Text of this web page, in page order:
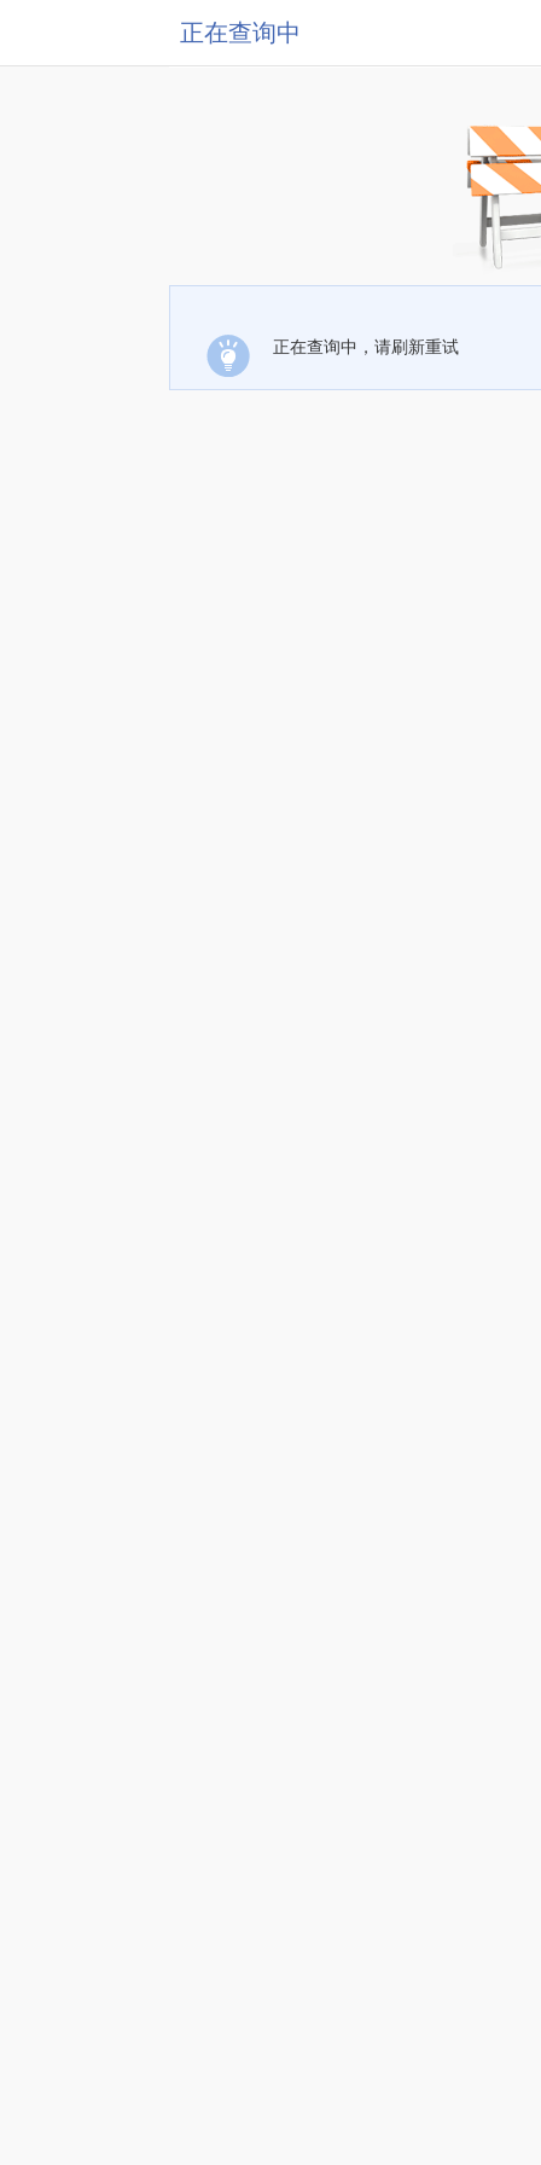
正在查询中
正在查询中，请刷新重试